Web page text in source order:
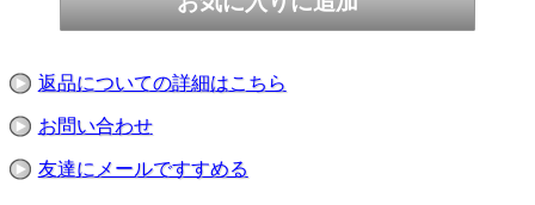
返品についての詳細はこちら
お問い合わせ
友達にメールですすめる